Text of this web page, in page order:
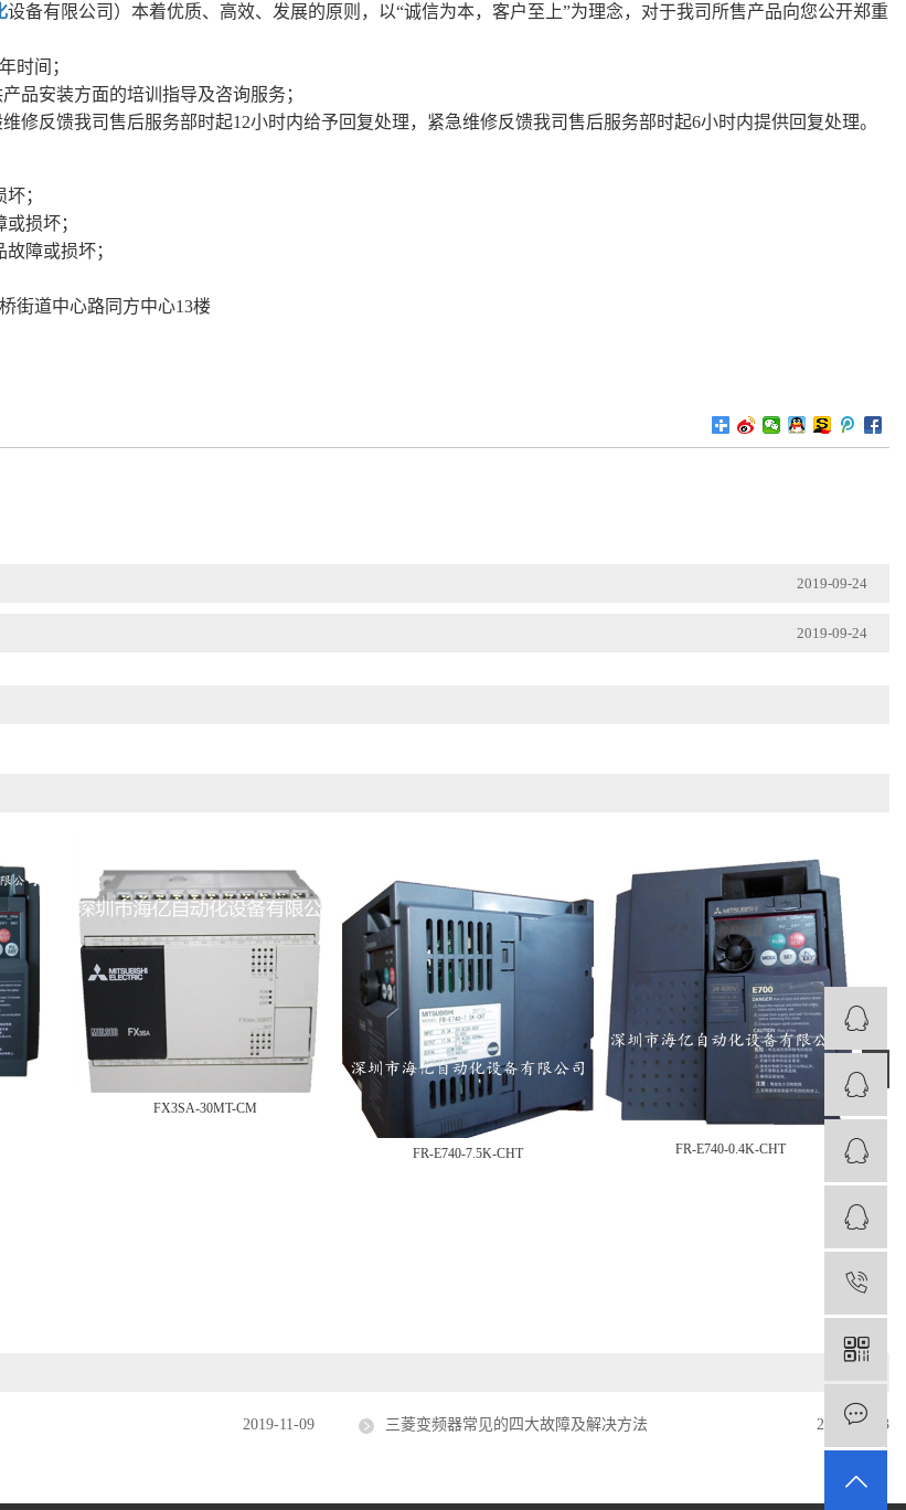
设备有限公司）本着优质、高效、发展的原则，以“诚信为本，客户至上”为理念，对于我司所售产品向您公开郑重
时间；
品安装方面的培训指导及咨询服务；
修反馈我司售后服务部时起12小时内给予回复处理，紧急维修反馈我司售后服务部时起6小时内提供回复处理。
；
损坏；
障或损坏；
街道中心路同方中心13楼
2019-09-24
2019-09-24
FX3SA-30MT-CM
FR-E740-7.5K-CHT FR-E740-0.4K-CHT
2019-11-09 三菱变频器常见的四大故障及解决方法 2022-01-13